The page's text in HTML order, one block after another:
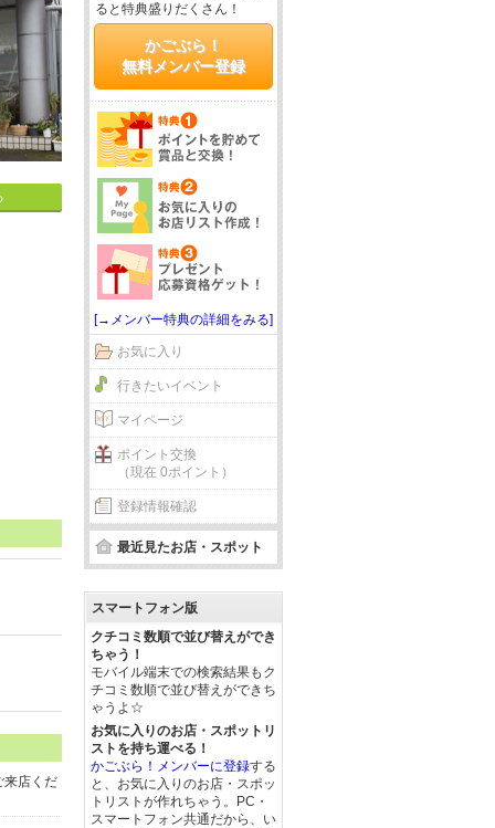
来店くだ
ると特典盛りだくさん！
かごぶら！
無料メンバー登録
[→メンバー特典の詳細をみる]
お気に入り
行きたいイベント
マイページ
ポイント交換
（現在 0ポイント）
登録情報確認
最近見たお店・スポット
スマートフォン版
クチコミ数順で並び替えができ
ちゃう！
モバイル端末での検索結果もク
チコミ数順で並び替えができち
ゃうよ☆
お気に入りのお店・スポットリ
ストを持ち運べる！
かごぶら！メンバーに登録する
と、お気に入りのお店・スポッ
トリストが作れちゃう。PC・
スマートフォン共通だから、い